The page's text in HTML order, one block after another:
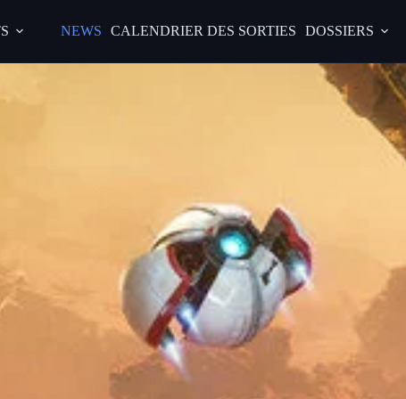
NEWS CALENDRIER DES SORTIES DOSSIERS